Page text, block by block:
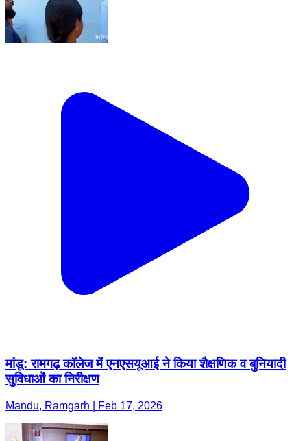
मांडू: रामगढ़ कॉलेज में एनएसयूआई ने किया शैक्षणिक व बुनियादी
सुविधाओं का निरीक्षण
Mandu, Ramgarh | Feb 17, 2026